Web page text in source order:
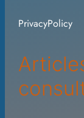
v
s
PrivacyPolicy